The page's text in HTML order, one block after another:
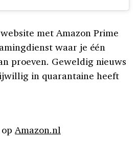
met Amazon Prime
waar je één
proeven. Geweldig nieuws
in quarantaine heeft
opAmazon.nl